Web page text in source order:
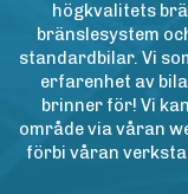
högkvalitets
bränslesystem
standardbilar. Vi
erfarenhet av
brinner för! Vi
område via våran
förbi våran